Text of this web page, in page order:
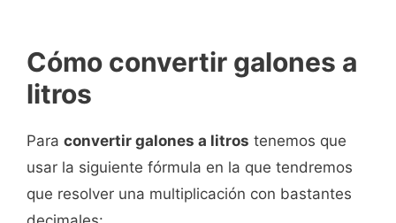
Cómo convertir galones a
litros
Para convertir galones a litros tenemos que
usar la siguiente fórmula en la que tendremos
que resolver una multiplicación con bastantes